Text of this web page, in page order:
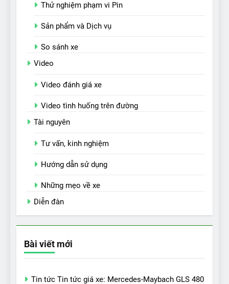
Thử nghiệm phạm vi Pin
Sản phẩm và Dịch vụ
So sánh xe
Video
Video đánh giá xe
Video tình huống trên đường
Tài nguyên
Tư vấn, kinh nghiệm
Hướng dẫn sử dụng
Những mẹo về xe
Diễn đàn
Bài viết mới
Tin tức Tin tức giá xe: Mercedes-Maybach GLS 480